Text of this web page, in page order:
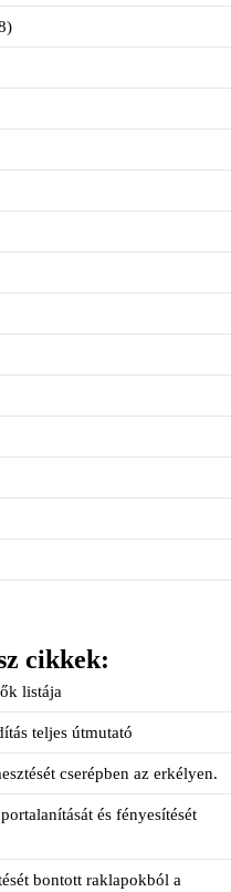
cikkek:
listája
teljes útmutató
cserépben az erkélyen.
és fényesítését
bontott raklapokból a